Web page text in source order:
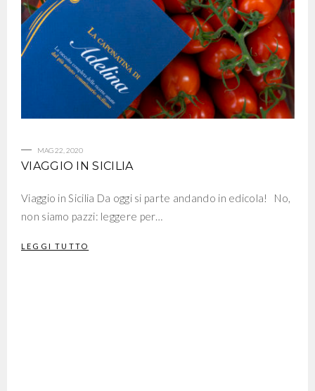
MAG 22, 2020
VIAGGIO IN SICILIA
Viaggio in Sicilia Da oggi si parte andando in edicola! No,
non siamo pazzi: leggere per…
LEGGI TUTTO